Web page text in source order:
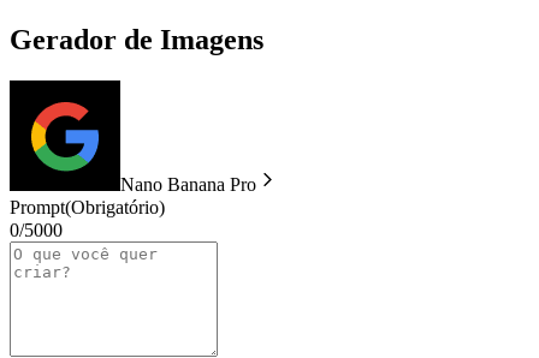
Gerador de Imagens
Nano Banana Pro
Prompt(Obrigatório)
0/5000